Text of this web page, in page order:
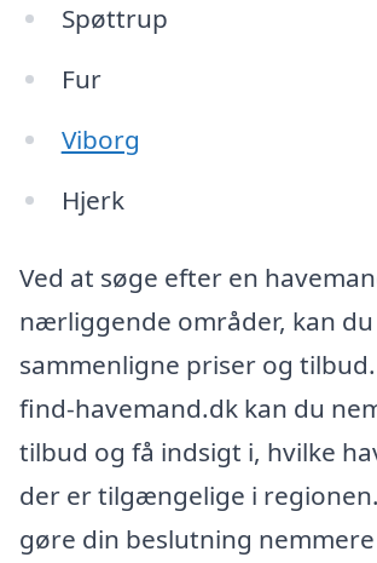
Spøttrup
Fur
Viborg
Hjerk
Ved at søge efter en
nærliggende områder, kan
sammenligne priser og
find-havemand.dk kan du
tilbud og få indsigt i, hvilke
der er tilgængelige i
gøre din beslutning